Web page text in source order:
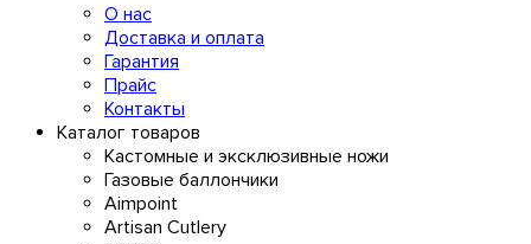
О нас
Доставка и оплата
Гарантия
Прайс
Контакты
Каталог товаров
Кастомные и эксклюзивные ножи
Газовые баллончики
Aimpoint
Artisan Cutlery